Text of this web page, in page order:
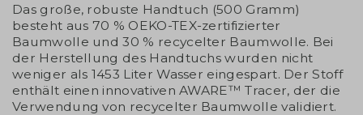
Das große, robuste Handtuch (500 Gramm)
besteht aus 70 % OEKO-TEX-zertifizierter
Baumwolle und 30 % recycelter Baumwolle. Bei
der Herstellung des Handtuchs wurden nicht
weniger als 1453 Liter Wasser eingespart. Der Stoff
enthält einen innovativen AWARE™ Tracer, der die
Verwendung von recycelter Baumwolle validiert.